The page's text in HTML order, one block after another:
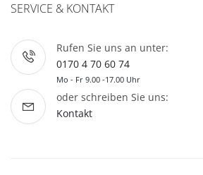
SERVICE & KONTAKT
Rufen Sie uns an unter:
0170 4 70 60 74
Mo - Fr 9.00 -17.00 Uhr
oder schreiben Sie uns:
Kontakt